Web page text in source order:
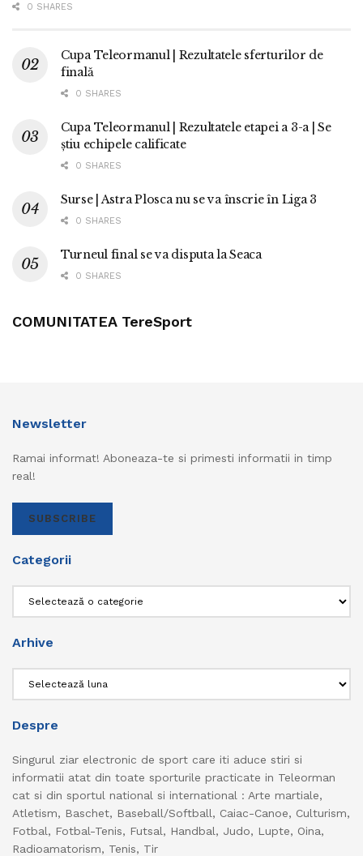
0 SHARES
Cupa Teleormanul | Rezultatele sferturilor de
finală
0 SHARES
Cupa Teleormanul | Rezultatele etapei a 3-a | Se
știu echipele calificate
0 SHARES
Surse | Astra Plosca nu se va înscrie în Liga 3
0 SHARES
Turneul final se va disputa la Seaca
0 SHARES
COMUNITATEA TereSport
Newsletter
Ramai informat! Aboneaza-te si primesti informatii in timp
real!
SUBSCRIBE
Categorii
Arhive
Despre
Singurul ziar electronic de sport care iti aduce stiri si
informatii atat din toate sporturile practicate in Teleorman
cat si din sportul national si international : Arte martiale,
Atletism, Baschet, Baseball/Softball, Caiac-Canoe, Culturism,
Fotbal, Fotbal-Tenis, Futsal, Handbal, Judo, Lupte, Oina,
Radioamatorism, Tenis, Tir